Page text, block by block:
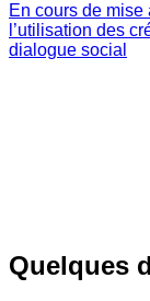
En cours de mise
l’utilisation des
dialogue social
Quelques